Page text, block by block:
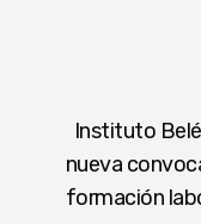
Instituto
nueva
formación